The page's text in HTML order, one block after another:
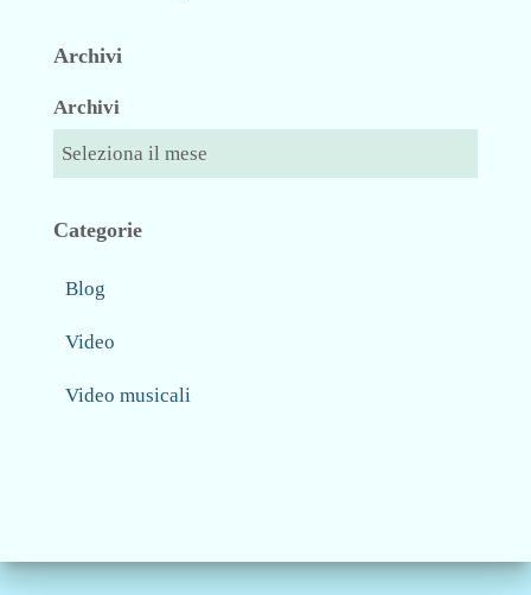
Archivi
Archivi
Categorie
Blog
Video
Video musicali